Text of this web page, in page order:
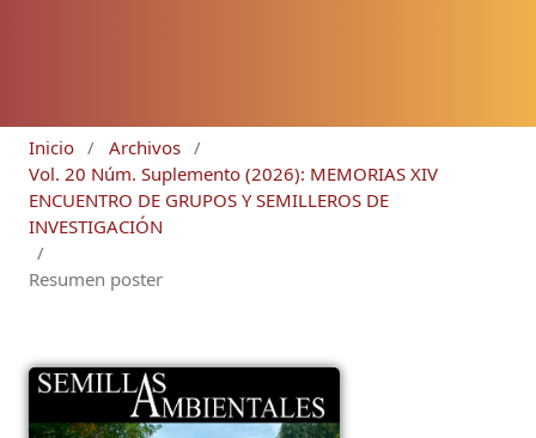
Inicio / Archivos /
Vol. 20 Núm. Suplemento (2026): MEMORIAS XIV
ENCUENTRO DE GRUPOS Y SEMILLEROS DE
INVESTIGACIÓN
/
Resumen poster